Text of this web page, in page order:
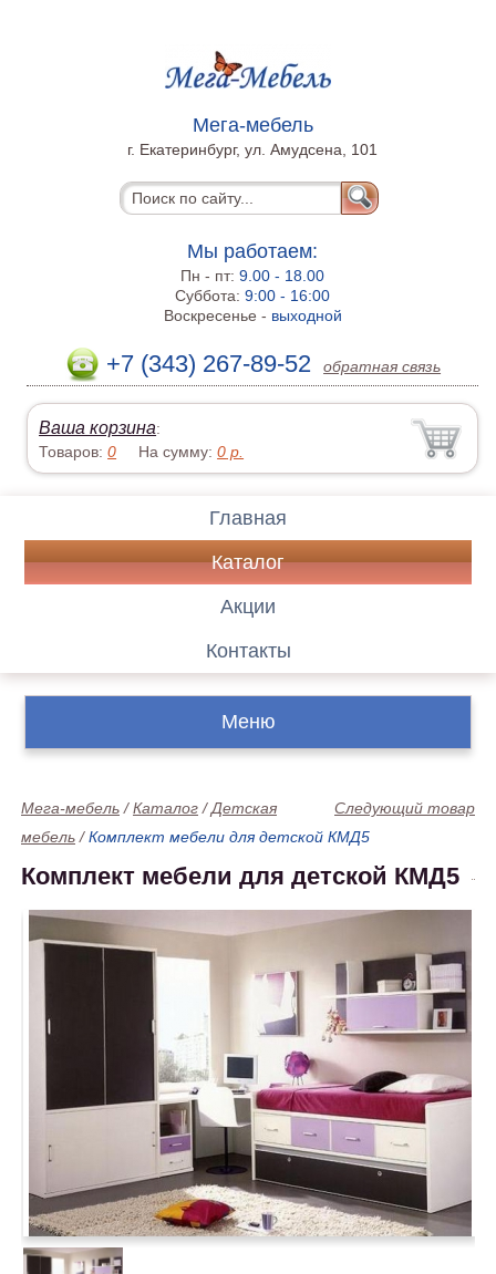
Мега-мебель
г. Екатеринбург, ул. Амудсена, 101
Мы работаем:
Пн - пт:9.00 - 18.00
Суббота:9:00 - 16:00
Воскресенье - выходной
+7 (343) 267-89-52 обратная связь
Ваша корзина:
Товаров:0 На сумму:0 р.
Главная
Каталог
Акции
Контакты
Меню
Следующий товар
Мега-мебель /Каталог /Детская
мебель /Комплект мебели для детской КМД5
Комплект мебели для детской КМД5